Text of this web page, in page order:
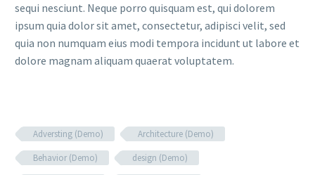
sequi nesciunt. Neque porro quisquam est, qui dolorem
ipsum quia dolor sit amet, consectetur, adipisci velit, sed
quia non numquam eius modi tempora incidunt ut labore et
dolore magnam aliquam quaerat voluptatem.
Adversting (Demo)
Architecture (Demo)
Behavior (Demo)
design (Demo)